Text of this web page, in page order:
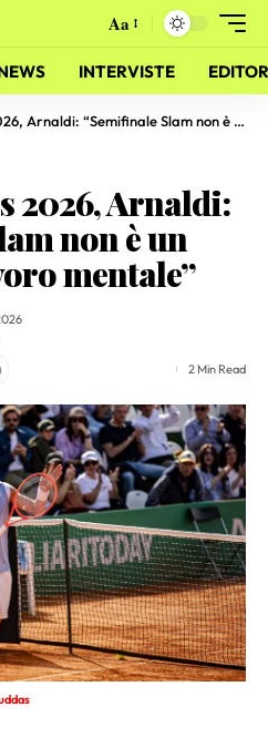
Aa
INTERVISTE
“Semifinale Slam non è un caso, tanto lavoro mentale”
2026, Arnaldi:
non è un
mentale”
2 Min Read